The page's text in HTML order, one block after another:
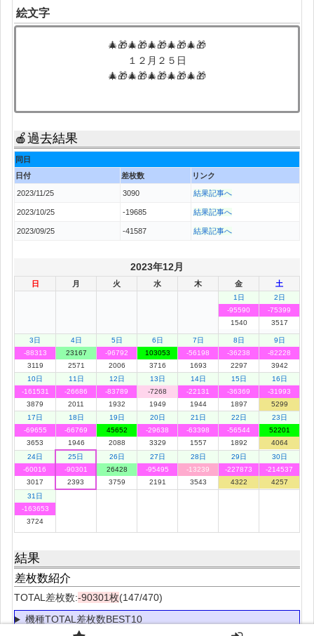
絵文字
🎄🎁🎄🎁🎄🎁🎄🎁🎄🎁
１２月２５日
🎄🎁🎄🎁🎄🎁🎄🎁🎄🎁
🍎過去結果
同日
日付
差枚数 リンク
2023/11/25 3090 結果記事へ
2023/10/25 -19685 結果記事へ
2023/09/25 -41587 結果記事へ
2023年12月
日 月 火 水 木 金 土
1日
-95590
1540
2日
-75399
3517
3日
-88313
3119
4日
23167
2571
5日
-96792
2006
6日
103053
3716
7日
-56198
1693
8日
-36238
2297
9日
-82228
3942
10日
-161531
3879
11日
-26686
2011
12日
-83789
1932
13日
-7268
1949
14日
-22131
1944
15日
-36369
1897
16日
-31993
5299
17日
-69655
3653
18日
-66769
1946
19日
45652
2088
20日
-29638
3329
21日
-63398
1557
22日
-56544
1892
23日
52201
4064
24日
-60016
3017
25日
-90301
2393
26日
26428
3759
27日
-95495
2191
28日
-13239
3543
29日
-227873
4322
30日
-214537
4257
31日
-163653
3724
結果
差枚数紹介
TOTAL差枚数:-90301枚(147/470)
機種TOTAL差枚数BEST10